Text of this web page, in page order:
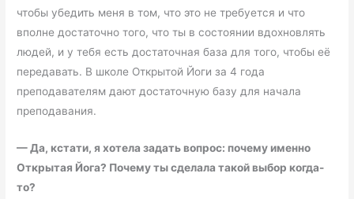
чтобы убедить меня в том, что это не требуется и что
вполне достаточно того, что ты в состоянии вдохновлять
людей, и у тебя есть достаточная база для того, чтобы её
передавать. В школе Открытой Йоги за 4 года
преподавателям дают достаточную базу для начала
преподавания.
—Да, кстати, я хотела задать вопрос: почему именно
Открытая Йога? Почему ты сделала такой выбор когда-
то?